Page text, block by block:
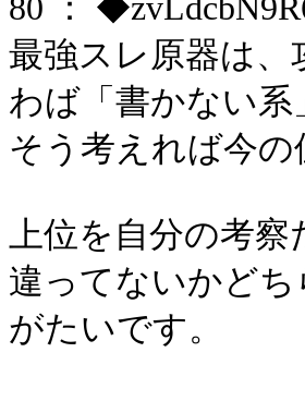
80 ：
最強スレ原器は
わば「書かない
そう考えれば今の
上位を自分の考
違ってないかど
がたいです。